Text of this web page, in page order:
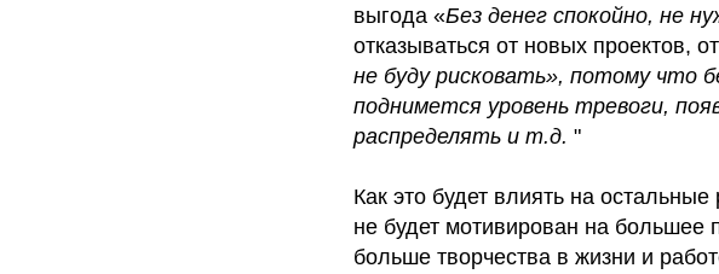
выгода «Без денег спокойно, не
отказываться от новых проектов,
не буду рисковать», потому что
поднимется уровень тревоги,
распределять и т.д. "
Как это будет влиять на
не будет мотивирован на большее
больше творчества в жизни и